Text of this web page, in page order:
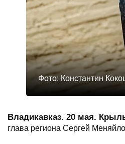
Фото: Константин
Владикавказ. 20 мая.
глава региона Сергей